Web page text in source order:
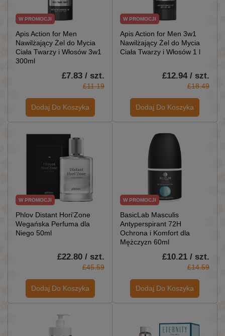
W PROMOCJI
Apis Action for Men
Nawilżający Żel do Mycia
Ciała Twarzy i Włosów 3w1
300ml
£7.83 / szt.
£11.19
Dodaj Do Koszyka
W PROMOCJI
Apis Action for Men 3w1
Nawilżający Żel do Mycia
Ciała Twarzy i Włosów 1 l
£12.94 / szt.
£18.49
Dodaj Do Koszyka
W PROMOCJI
Phlov Distant Hori'Zone
Wegańska Perfuma dla
Niego 50ml
£22.80 / szt.
£45.59
Dodaj Do Koszyka
W PROMOCJI
BasicLab Masculis
Antyperspirant 72H
Ochrona i Komfort dla
Mężczyzn 60ml
£10.21 / szt.
£14.59
Dodaj Do Koszyka